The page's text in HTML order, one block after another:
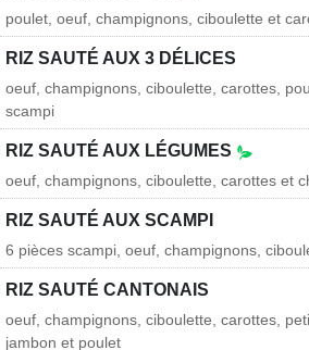
poulet, oeuf, champignons, ciboulette et
RIZ SAUTÉ AUX 3 DÉLICES
oeuf, champignons, ciboulette, carottes,
scampi
RIZ SAUTÉ AUX LÉGUMES
oeuf, champignons, ciboulette, carottes et
RIZ SAUTÉ AUX SCAMPI
6 pièces scampi, oeuf, champignons,
RIZ SAUTÉ CANTONAIS
oeuf, champignons, ciboulette, carottes,
jambon et poulet